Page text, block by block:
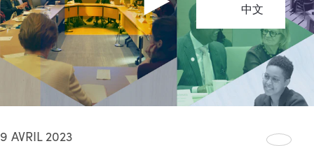
中文
9 AVRIL 2023